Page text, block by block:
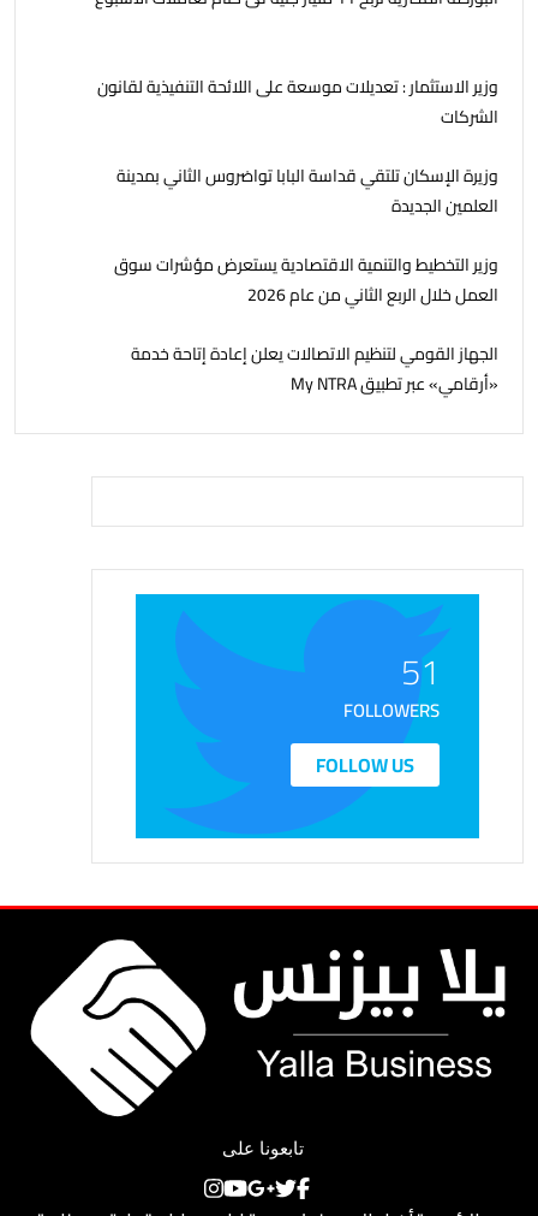
وزير الاستثمار : تعديلات موسعة على اللائحة التنفيذية لقانون
الشركات
وزيرة الإسكان تلتقي قداسة البابا تواضروس الثاني بمدينة
العلمين الجديدة
وزير التخطيط والتنمية الاقتصادية يستعرض مؤشرات سوق
العمل خلال الربع الثاني من عام 2026
الجهاز القومي لتنظيم الاتصالات يعلن إعادة إتاحة خدمة
«أرقامي» عبر تطبيق My NTRA
51
FOLLOWERS
FOLLOW US
تابعونا على